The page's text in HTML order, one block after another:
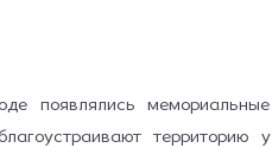
появлялись мемориальные
территорию у